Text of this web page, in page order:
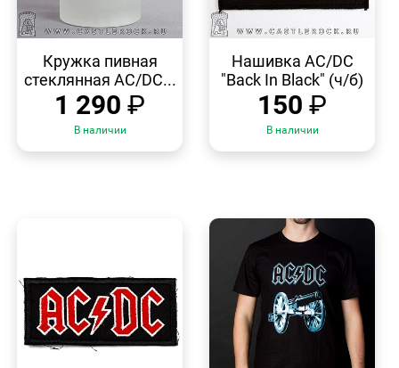
Кружка пивная
стеклянная AC/DC...
1 290 ₽
В наличии
ПРОСМОТР
Нашивка AC/DC
"Back In Black" (ч/б)
150 ₽
В наличии